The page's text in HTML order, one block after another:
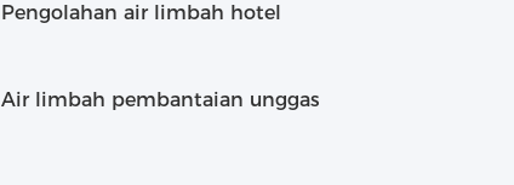
Pengolahan air limbah hotel
Air limbah pembantaian unggas